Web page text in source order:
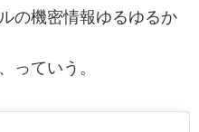
の機密情報ゆるゆるか
っていう。